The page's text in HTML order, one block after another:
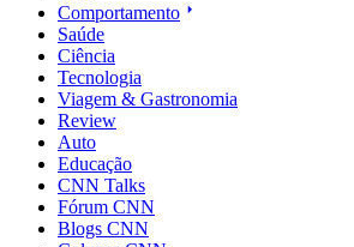
Comportamento
Saúde
Ciência
Tecnologia
Viagem & Gastronomia
Review
Auto
Educação
CNN Talks
Fórum CNN
Blogs CNN